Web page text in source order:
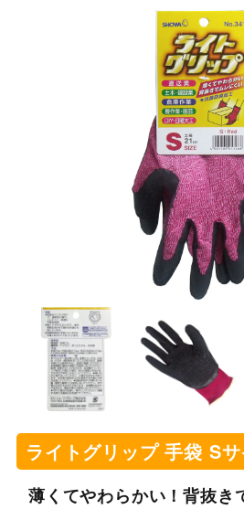
ライトグリップ 手袋 S
薄くてやわらかい！背抜き